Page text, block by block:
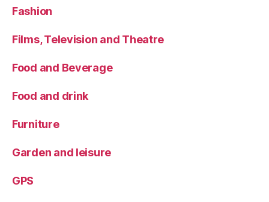
Fashion
Films, Television and Theatre
Food and Beverage
Food and drink
Furniture
Garden and leisure
GPS